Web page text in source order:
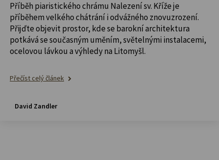
Příběh piaristického chrámu Nalezení sv. Kříže je
příběhem velkého chátrání i odvážného znovuzrození.
Přijďte objevit prostor, kde se barokní architektura
potkává se současným uměním, světelnými instalacemi,
ocelovou lávkou a výhledy na Litomyšl.
Přečíst celý článek
David Zandler